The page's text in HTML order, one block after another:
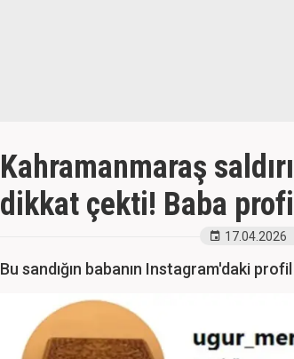
Kahramanmaraş
dikkat çekti! Baba
17.04.2026
Bu sandığın babanın Instagram'daki